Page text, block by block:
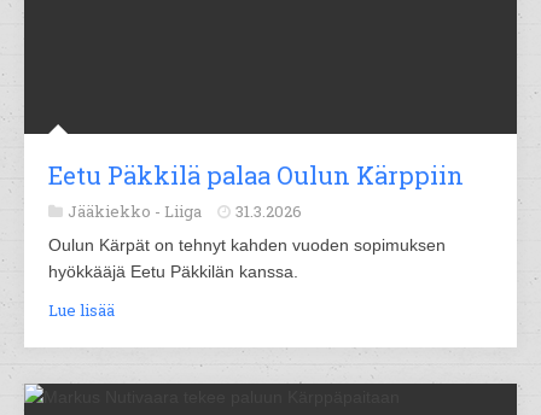
Eetu Päkkilä palaa Oulun Kärppiin
Jääkiekko - Liiga 31.3.2026
Oulun Kärpät on tehnyt kahden vuoden sopimuksen
hyökkääjä Eetu Päkkilän kanssa.
Lue lisää